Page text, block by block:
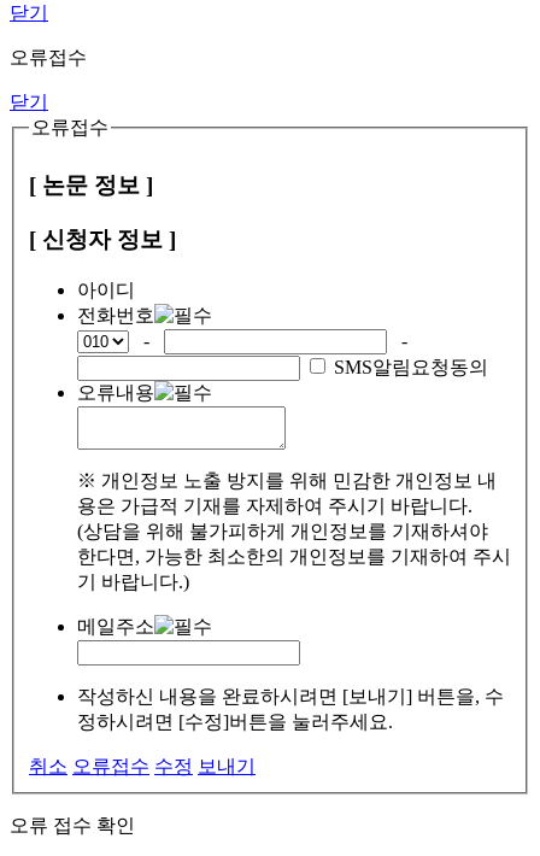
닫기
오류접수
닫기
오류접수
[ 논문 정보 ]
[ 신청자 정보 ]
아이디
전화번호
-
-
SMS알림요청동의
오류내용
※ 개인정보 노출 방지를 위해 민감한 개인정보 내
용은 가급적 기재를 자제하여 주시기 바랍니다.
(상담을 위해 불가피하게 개인정보를 기재하셔야
한다면, 가능한 최소한의 개인정보를 기재하여 주시
기 바랍니다.)
메일주소
작성하신 내용을 완료하시려면 [보내기] 버튼을, 수
정하시려면 [수정]버튼을 눌러주세요.
취소 오류접수 수정 보내기
오류 접수 확인